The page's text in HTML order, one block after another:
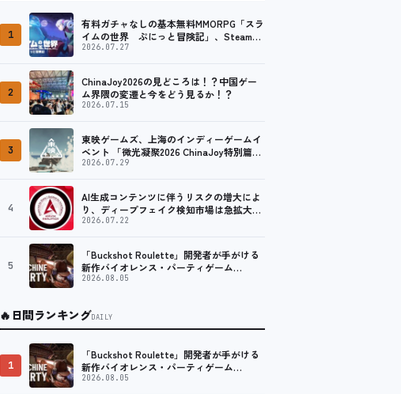
1
有料ガチャなしの基本無料MMORPG「スラ
イムの世界 ぷにっと冒険記」、Steam向
けの無料体験版が8月末に配信決定
2026.07.27
2
ChinaJoy2026の見どころは！？中国ゲー
ム界隈の変遷と今をどう見るか！？
2026.07.15
3
東映ゲームズ、上海のインディーゲームイ
ベント 「微光凝聚2026 ChinaJoy特別篇」
に登壇！
2026.07.29
4
AI生成コンテンツに伴うリスクの増大によ
り、ディープフェイク検知市場は急拡大
し、2035年には90億米ドルに達する見通し
2026.07.22
5
「Buckshot Roulette」開発者が手がける
新作バイオレンス・パーティゲーム
「Machine Party」がSteam向けに配信開
2026.08.05
🔥日間ランキングDAILY
1
「Buckshot Roulette」開発者が手がける
新作バイオレンス・パーティゲーム
「Machine Party」がSteam向けに配信開
2026.08.05